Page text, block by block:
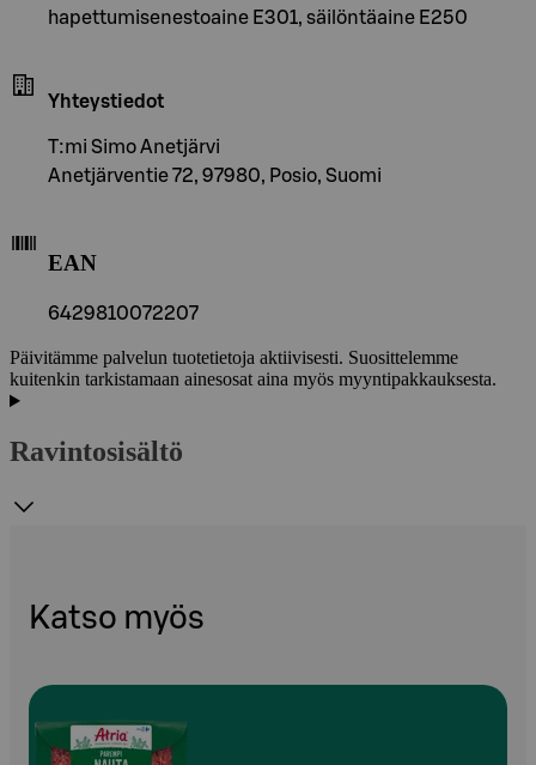
hapettumisenestoaine E301, säilöntäaine E250
Yhteystiedot
T:mi Simo Anetjärvi
Anetjärventie 72, 97980, Posio, Suomi
EAN
6429810072207
Päivitämme palvelun tuotetietoja aktiivisesti. Suosittelemme
kuitenkin tarkistamaan ainesosat aina myös myyntipakkauksesta.
Ravintosisältö
Katso myös